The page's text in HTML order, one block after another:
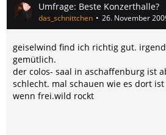
Umfrage: Beste Konzerthalle?
das_schnittchen 26. November
geiselwind find ich richtig gut.
gemütlich.
der colos- saal in aschaffenburg ist
schlecht. mal schauen wie es dort
wenn frei.wild rockt